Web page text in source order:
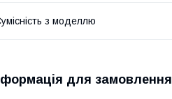
з моделлю
для замовлення